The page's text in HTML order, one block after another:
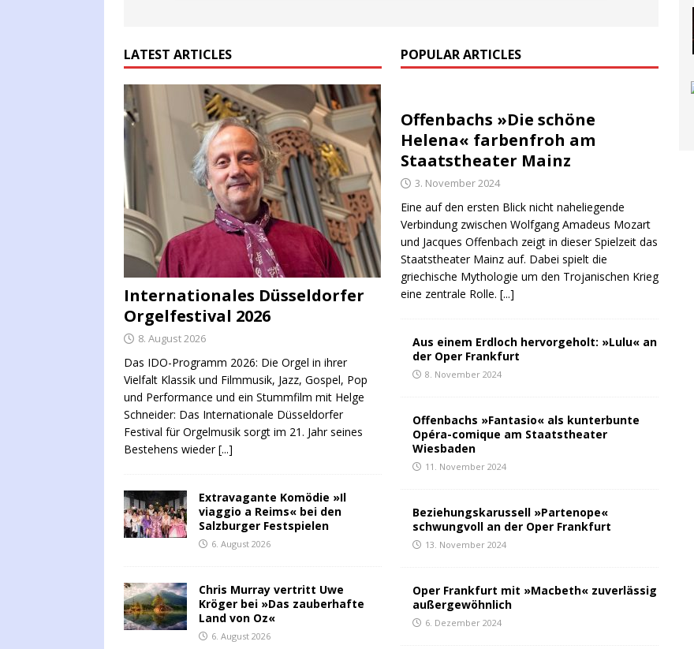
LATEST ARTICLES
Internationales Düsseldorfer
Orgelfestival 2026
8. August 2026
Das IDO-Programm 2026: Die Orgel in ihrer
Vielfalt Klassik und Filmmusik, Jazz, Gospel, Pop
und Performance und ein Stummfilm mit Helge
Schneider: Das Internationale Düsseldorfer
Festival für Orgelmusik sorgt im 21. Jahr seines
Bestehens wieder[...]
Extravagante Komödie »Il
viaggio a Reims« bei den
Salzburger Festspielen
6. August 2026
Chris Murray vertritt Uwe
Kröger bei »Das zauberhafte
Land von Oz«
6. August 2026
POPULAR ARTICLES
Offenbachs »Die schöne
Helena« farbenfroh am
Staatstheater Mainz
3. November 2024
Eine auf den ersten Blick nicht naheliegende
Verbindung zwischen Wolfgang Amadeus Mozart
und Jacques Offenbach zeigt in dieser Spielzeit das
Staatstheater Mainz auf. Dabei spielt die
griechische Mythologie um den Trojanischen Krieg
eine zentrale Rolle. [...]
Aus einem Erdloch hervorgeholt: »Lulu« an
der Oper Frankfurt
8. November 2024
Offenbachs »Fantasio« als kunterbunte
Opéra-comique am Staatstheater
Wiesbaden
11. November 2024
Beziehungskarussell »Partenope«
schwungvoll an der Oper Frankfurt
13. November 2024
Oper Frankfurt mit »Macbeth« zuverlässig
außergewöhnlich
6. Dezember 2024